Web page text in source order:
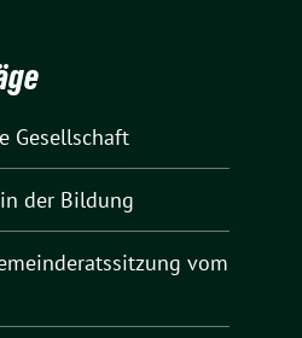
Gesellschaft
der Bildung
vom